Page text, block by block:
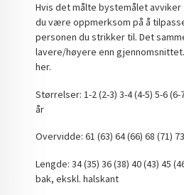
Hvis det målte bystemålet
du være oppmerksom på å
personen du strikker til. Det
lavere/høyere enn
her.
Størrelser: 1-2 (2-3) 3-4 (4-5) 5-6 (6-
år
Overvidde: 61 (63) 64 (66) 68 (71)
Lengde: 34 (35) 36 (38) 40 (43) 45
bak, ekskl. halskant